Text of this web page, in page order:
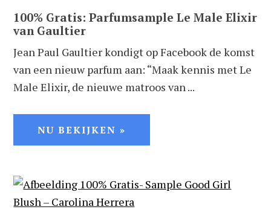
100% Gratis: Parfumsample Le Male Elixir
van Gaultier
Jean Paul Gaultier kondigt op Facebook de komst
van een nieuw parfum aan: “Maak kennis met Le
Male Elixir, de nieuwe matroos van ...
NU BEKIJKEN »